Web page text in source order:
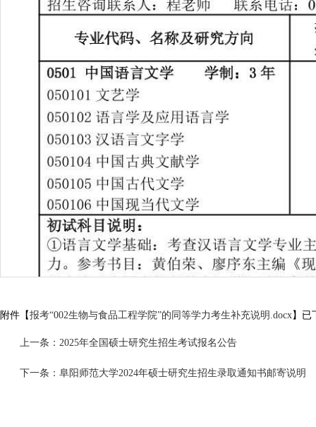
附件【报考“002生物与食品工程学院”的同等学力考生补充说明.docx】已
上一条： 2025年全国硕士研究生招生考试报名公告
下一条： 阜阳师范大学2024年硕士研究生招生录取通知书邮寄说明